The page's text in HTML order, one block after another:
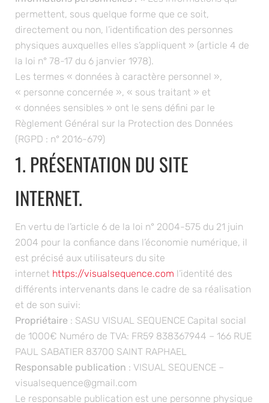
permettent, sous quelque forme que ce soit,
directement ou non, l’identification des personnes
physiques auxquelles elles s’appliquent » (article 4 de
la loi n° 78-17 du 6 janvier 1978).
Les termes « données à caractère personnel »,
« personne concernée », « sous traitant » et
« données sensibles » ont le sens défini par le
Règlement Général sur la Protection des Données
(RGPD : n° 2016-679)
1. PRÉSENTATION DU SITE
INTERNET.
En vertu de l’article 6 de la loi n° 2004-575 du 21 juin
2004 pour la confiance dans l’économie numérique, il
est précisé aux utilisateurs du site
internet https://visualsequence.com l’identité des
différents intervenants dans le cadre de sa réalisation
et de son suivi:
Propriétaire : SASU VISUAL SEQUENCE Capital social
de 1000€ Numéro de TVA: FR59 838367944 – 166 RUE
PAUL SABATIER 83700 SAINT RAPHAEL
Responsable publication : VISUAL SEQUENCE –
visualsequence@gmail.com
Le responsable publication est une personne physique